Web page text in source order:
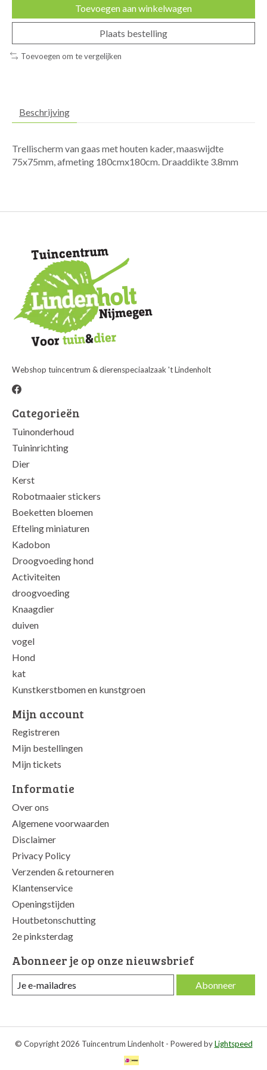
Toevoegen aan winkelwagen
Plaats bestelling
Toevoegen om te vergelijken
Beschrijving
Trellischerm van gaas met houten kader, maaswijdte
75x75mm, afmeting 180cmx180cm. Draaddikte 3.8mm
Webshop tuincentrum & dierenspeciaalzaak 't Lindenholt
Categorieën
Tuinonderhoud
Tuininrichting
Dier
Kerst
Robotmaaier stickers
Boeketten bloemen
Efteling miniaturen
Kadobon
Droogvoeding hond
Activiteiten
droogvoeding
Knaagdier
duiven
vogel
Hond
kat
Kunstkerstbomen en kunstgroen
Mijn account
Registreren
Mijn bestellingen
Mijn tickets
Informatie
Over ons
Algemene voorwaarden
Disclaimer
Privacy Policy
Verzenden & retourneren
Klantenservice
Openingstijden
Houtbetonschutting
2e pinksterdag
Abonneer je op onze nieuwsbrief
Abonneer
© Copyright 2026 Tuincentrum Lindenholt - Powered byLightspeed